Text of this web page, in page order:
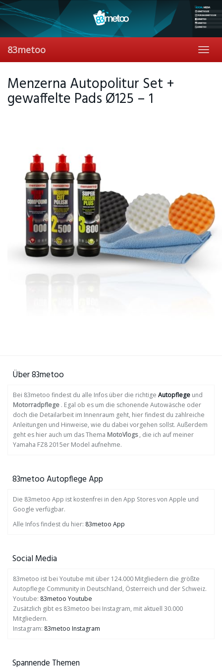
Skip
to
content
83metoo
Menzerna Autopolitur Set +
gewaffelte Pads Ø125 – 1
Über 83metoo
Bei 83metoo findest du alle Infos über die richtige Autopflege und
Motorradpflege . Egal ob es um die schonende Autowäsche oder
doch die Detailarbeit im Innenraum geht, hier findest du zahlreiche
Anleitungen und Hinweise, wie du dabei vorgehen sollst. Außerdem
geht es hier auch um das Thema MotoVlogs, die ich auf meiner
Yamaha FZ8 2015er Model aufnehme.
83metoo Autopflege App
Die 83metoo App ist kostenfrei in den App Stores von Apple und
Google verfügbar.
Alle Infos findest du hier: 83metoo App
Social Media
83metoo ist bei Youtube mit über 124.000 Mitgliedern die größte
Autopflege Community in Deutschland, Österreich und der Schweiz.
Youtube: 83metoo Youtube
Zusätzlich gibt es 83metoo bei Instagram, mit aktuell 30.000
Mitgliedern.
Instagram: 83metoo Instagram
Spannende Themen